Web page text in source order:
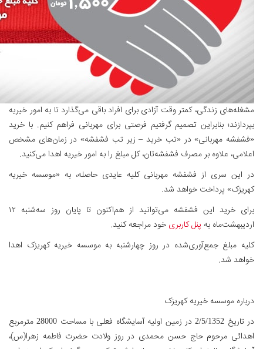
مشغله‌های زندگی، کمتر وقت آزادی برای افراد باقی می‌گذارد تا به امور خیریه
بپردازند؛ بنابراین تصمیم گرفتیم فرصتی برای مهربانی فراهم کنیم. با خرید
«فشفشه مهربانی» در «تب خرید – زیر تب فشفشه» در زمان‌های مشخص
اعلامی، علاوه بر مصرف فشفشه‌تان، کل مبلغ را به امور خیریه اهدا می‌کنید.
در این سری از فشفشه مهربانی کلیه عایدی حاصله، به «موسسه خیریه
کهریزک» پرداخت خواهد شد.
برای خرید این فشفشه می‌توانید از هم‌اکنون تا پایان روز سه‌شنبه ۱۲
اردیبهشت‌ماه به پنل کاربری خود مراجعه کنید.
کلیه مبلغ جمع‌آوری‌شده در روز چهارشنبه به موسسه خیریه کهریزک اهدا
خواهد شد.
درباره موسسه خیریه کهریزک
در تاریخ 2/5/1352 در زمین اولیه آسایشگاه فعلی با مساحت 28000 مترمربع
اهدائی مرحوم حاج حسن محمدی در روز ولادت حضرت فاطمه زهرا(س)،